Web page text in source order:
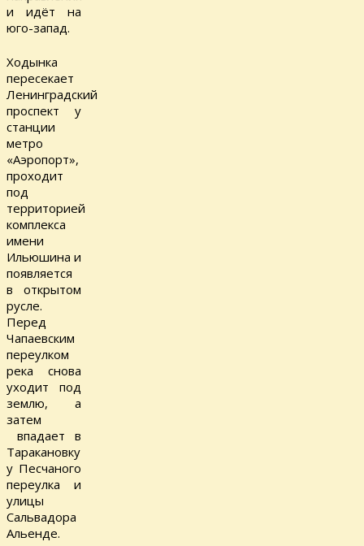
и идёт на
юго-запад.
Ходынка
пересекает
Ленинградский
проспект у
станции
метро
«Аэропорт»,
проходит
под
территорией
комплекса
имени
Ильюшина и
появляется
в открытом
русле.
Перед
Чапаевским
переулком
река снова
уходит под
землю, а
затем
впадает в
Таракановку
у Песчаного
переулка и
улицы
Сальвадора
Альенде.